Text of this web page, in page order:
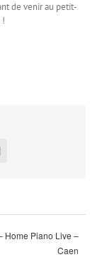
de venir au petit-
!
Home Piano Live –
Caen